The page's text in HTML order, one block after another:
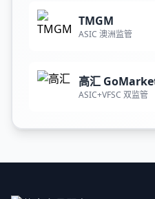
TMGM
ASIC 澳洲监管
高汇
ASIC+VFSC 双监管